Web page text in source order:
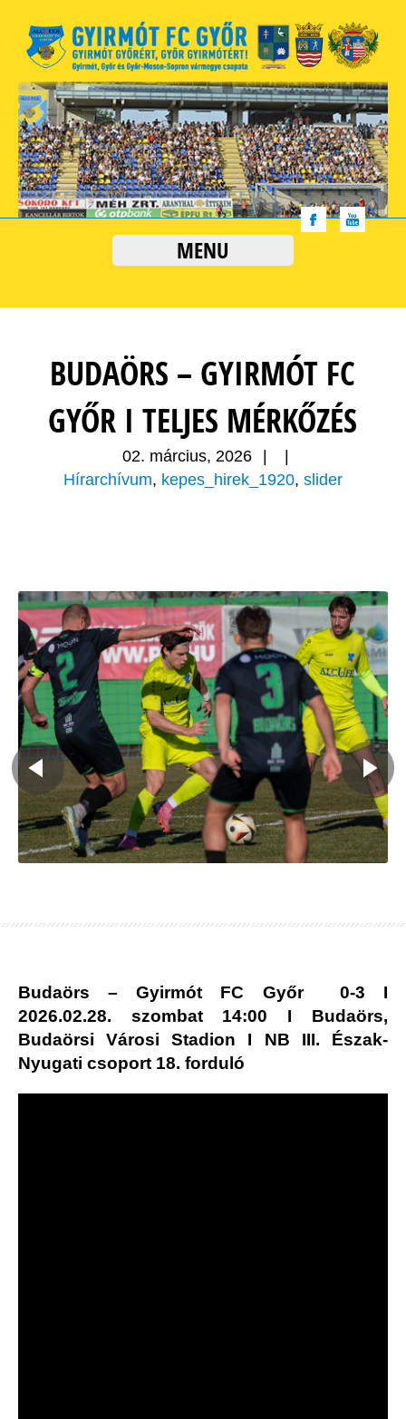
MENU
BUDAÖRS – GYIRMÓT FC
GYŐR I TELJES MÉRKŐZÉS
02. március, 2026
Hírarchívum, kepes_hirek_1920, slider
Budaörs – Gyirmót FC Győr 0-3 I
2026.02.28. szombat 14:00 I Budaörs,
Budaörsi Városi Stadion I NB III. Észak-
Nyugati csoport 18. forduló